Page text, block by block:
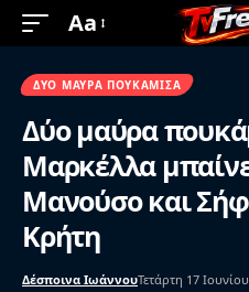
Aa
ΔΥΟ ΜΑΎΡΑ ΠΟΥΚΆΜΙΣΑ
Δύο μαύρα
Μαρκέλλα
Μανούσο και
Κρήτη
Δέσποινα ΙωάννουΤετάρτη 17